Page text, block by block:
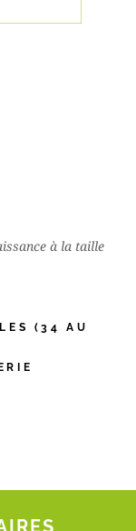
à la taille
(34 AU